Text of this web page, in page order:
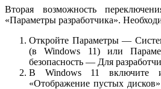
Вторая возможность
«Параметры разработчика».
Откройте Параметры —
(в Windows 11) или
безопасность — Для
В Windows 11 включите
«Отображение пустых